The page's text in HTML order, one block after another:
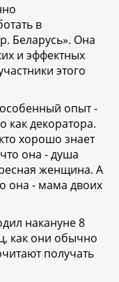
в
Беларусь». Она
и эффектных
этого
опыт -
как декоратора.
хорошо знает
она - душа
женщина. А
она - мама двоих
накануне 8
как они обычно
получать